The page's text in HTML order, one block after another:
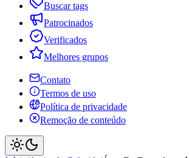
Buscar tags
Patrocinados
Verificados
Melhores grupos
Contato
Termos de uso
Política de privacidade
Remoção de conteúdo